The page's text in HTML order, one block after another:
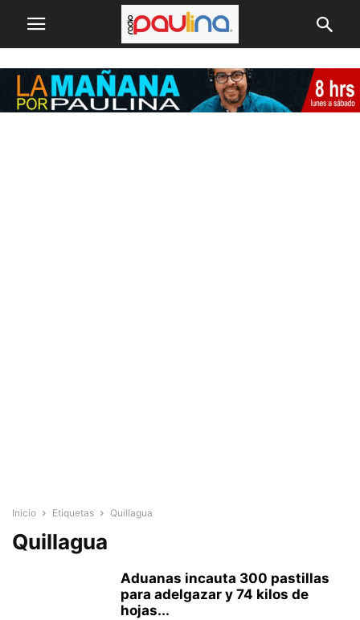
Inicio Etiquetas Quillagua
Quillagua
Aduanas incauta 300 pastillas
para adelgazar y 74 kilos de
hojas...